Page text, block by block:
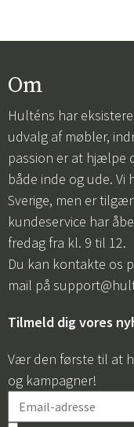
Om
Hulténs har
udvalg af møbler,
passion er at hjælpe
både inde og ude. Vi
Sverige, men er
kundeservice har
fredag fra kl. 9 til 12.
Du kan kontakte os
mail på
Tilmeld dig vores
Vær den første til at
og kampagner!